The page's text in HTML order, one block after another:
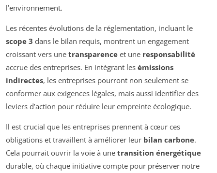
l’environnement.
Les récentes évolutions de la réglementation, incluant le
scope 3 dans le bilan requis, montrent un engagement
croissant vers une transparence et une responsabilité
accrue des entreprises. En intégrant les émissions
indirectes, les entreprises pourront non seulement se
conformer aux exigences légales, mais aussi identifier des
leviers d’action pour réduire leur empreinte écologique.
Il est crucial que les entreprises prennent à cœur ces
obligations et travaillent à améliorer leur bilan carbone.
Cela pourrait ouvrir la voie à une transition énergétique
durable, où chaque initiative compte pour préserver notre